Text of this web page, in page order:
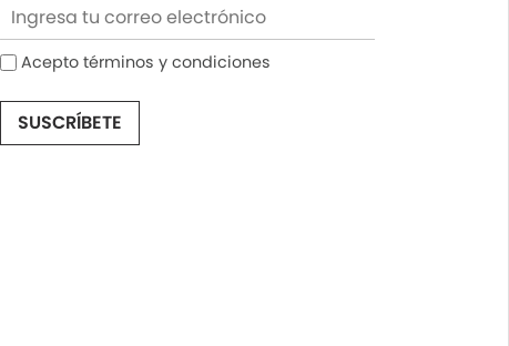
Acepto términos y condiciones